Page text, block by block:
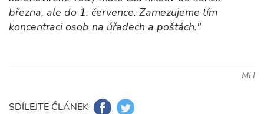
března, ale do 1. července. Zamezujeme tím
koncentraci osob na úřadech a poštách."
MH
SDÍLEJTE ČLÁNEK